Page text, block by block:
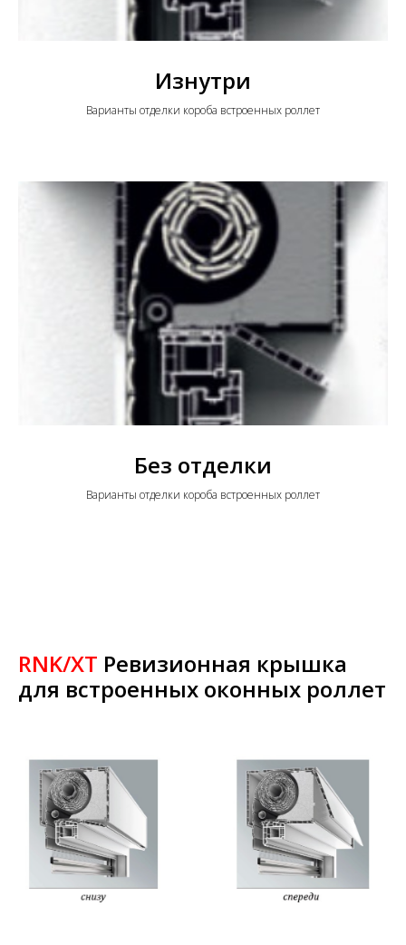
Изнутри
Варианты отделки короба встроенных роллет
Без отделки
Варианты отделки короба встроенных роллет
RNK/XT Ревизионная крышка
для встроенных оконных роллет